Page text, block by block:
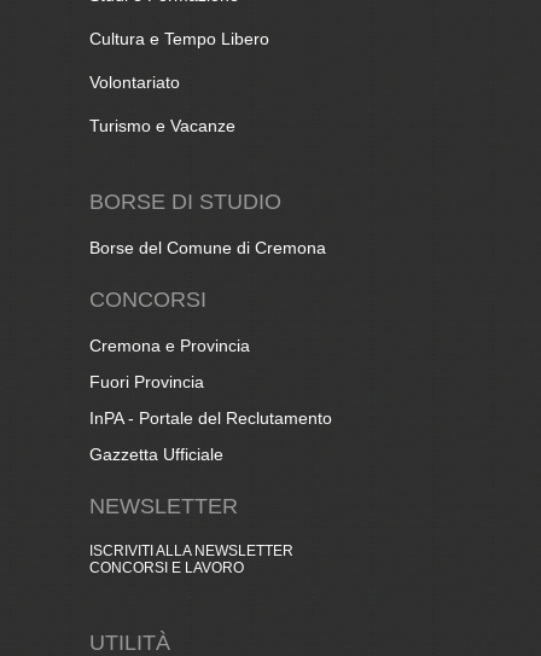
Cultura e Tempo Libero
Volontariato
Turismo e Vacanze
BORSE DI STUDIO
Borse del Comune di Cremona
CONCORSI
Cremona e Provincia
Fuori Provincia
InPA - Portale del Reclutamento
Gazzetta Ufficiale
NEWSLETTER
ISCRIVITI ALLA NEWSLETTER
CONCORSI E LAVORO
UTILITÀ